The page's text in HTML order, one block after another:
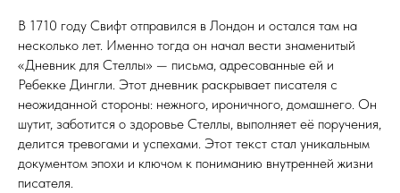
В 1710 году Свифт отправился в Лондон и остался там на
несколько лет. Именно тогда он начал вести знаменитый
«Дневник для Стеллы» — письма, адресованные ей и
Ребекке Дингли. Этот дневник раскрывает писателя с
неожиданной стороны: нежного, ироничного, домашнего. Он
шутит, заботится о здоровье Стеллы, выполняет её поручения,
делится тревогами и успехами. Этот текст стал уникальным
документом эпохи и ключом к пониманию внутренней жизни
писателя.